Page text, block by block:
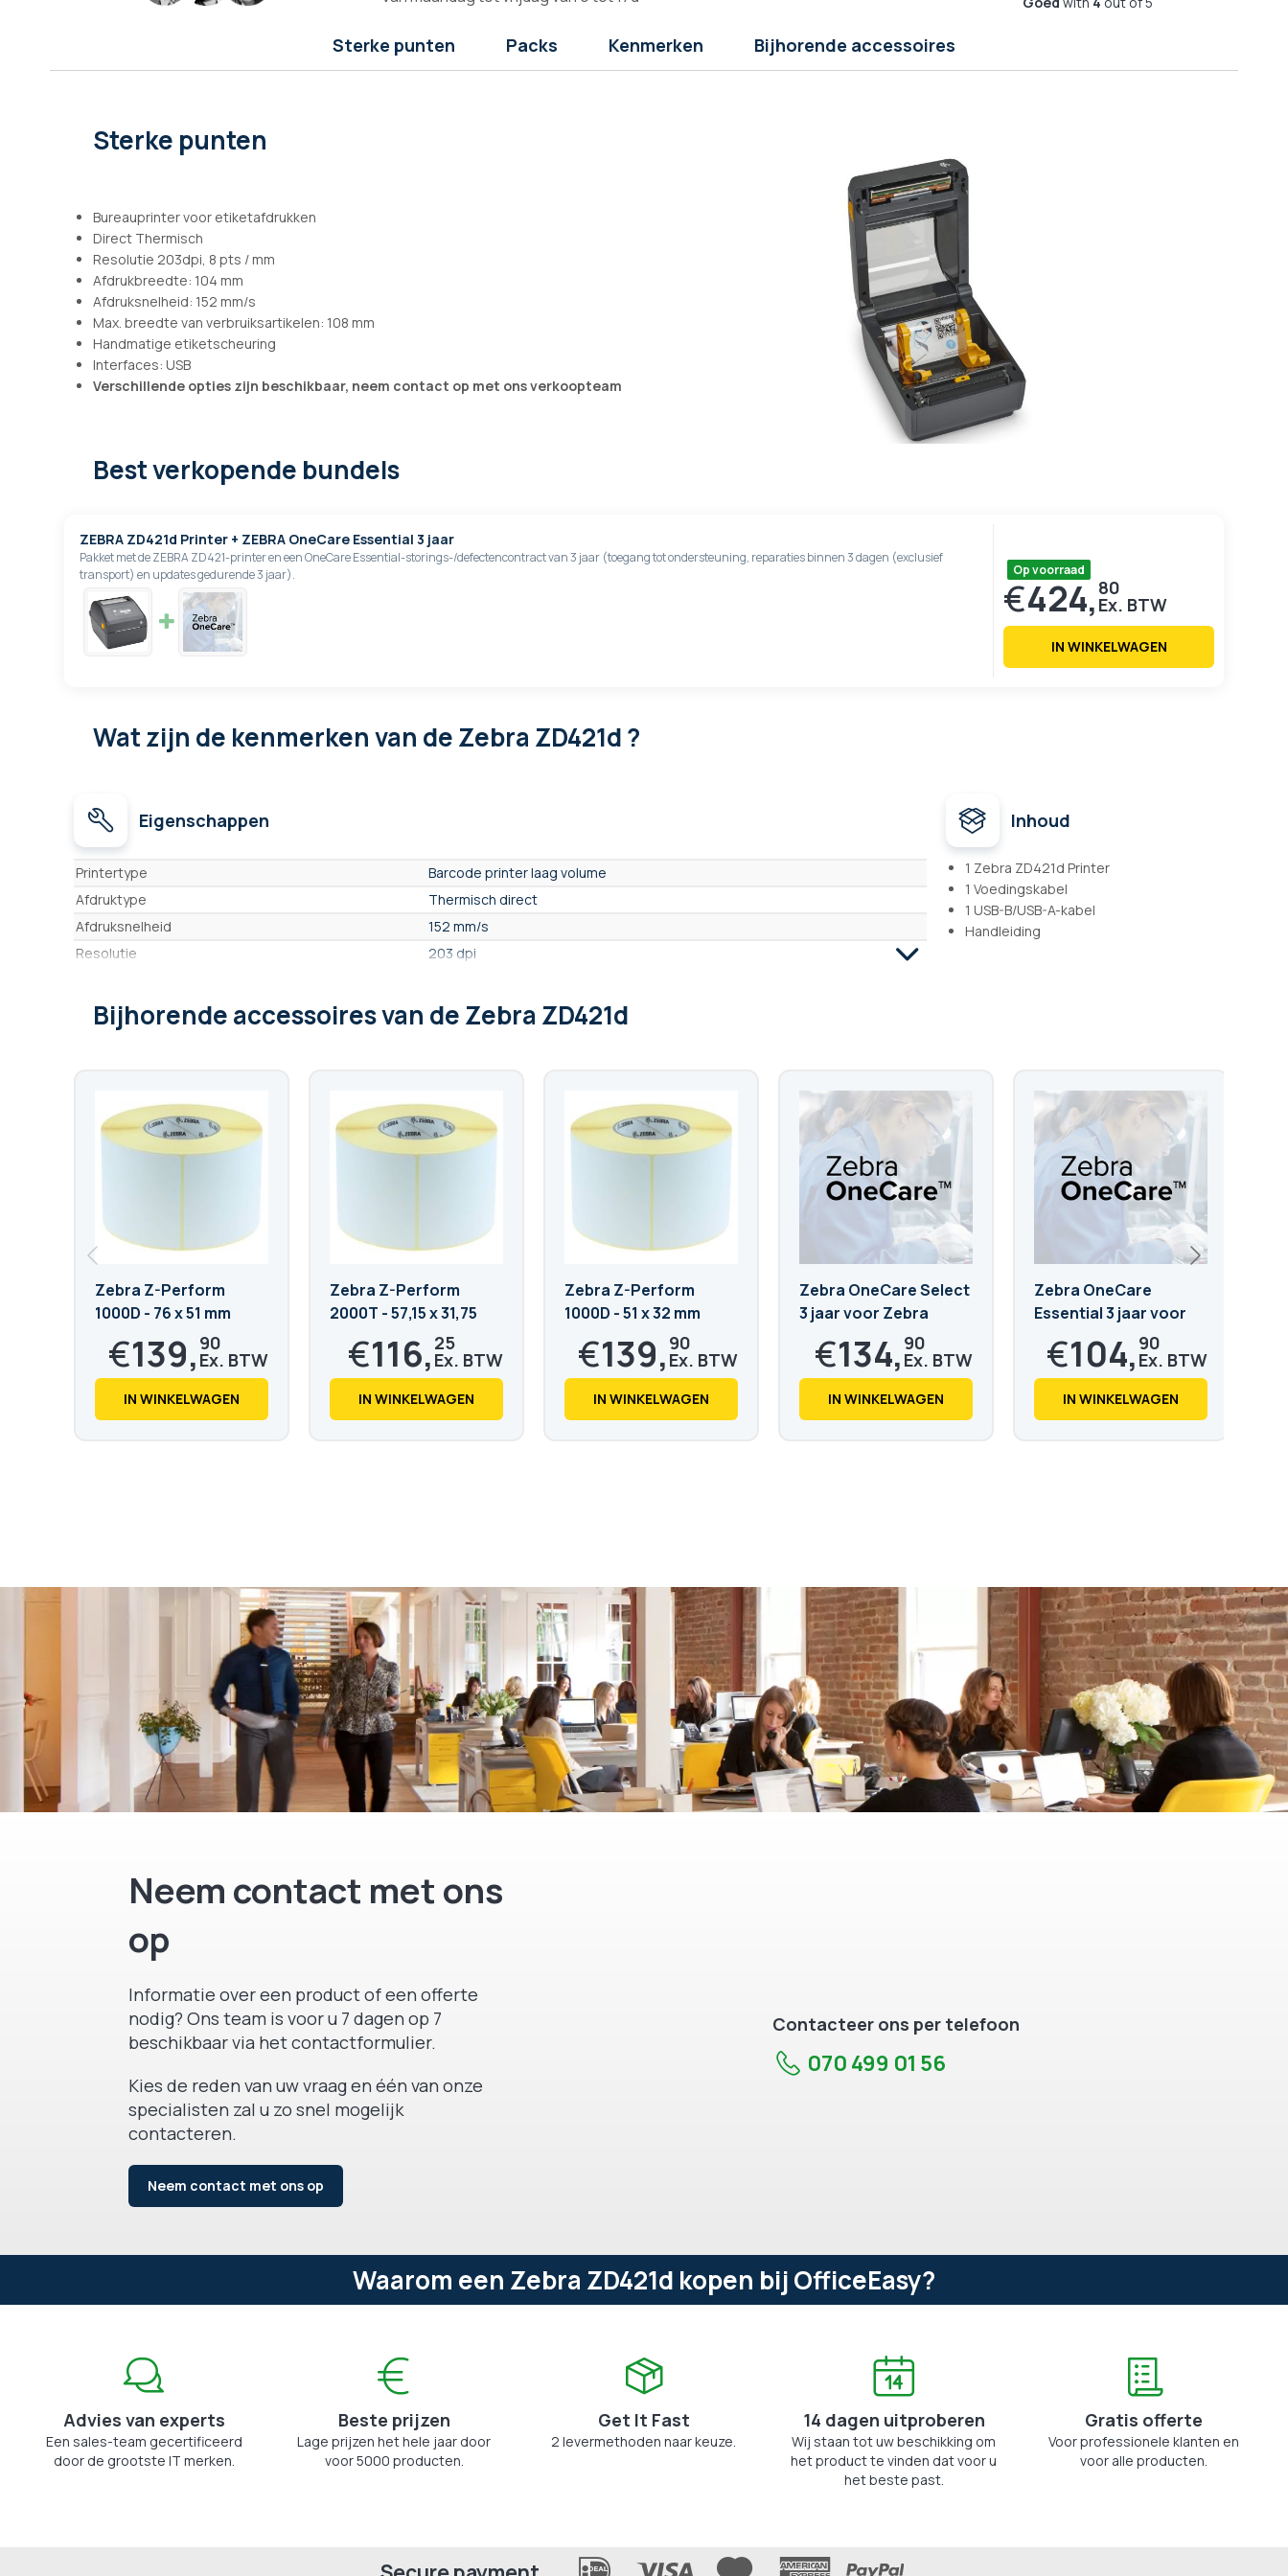
Sterke punten Packs Kenmerken Bijhorende accessoires
Sterke punten
Bureauprinter voor etiketafdrukken
Direct Thermisch
Resolutie 203dpi, 8 pts / mm
Afdrukbreedte: 104 mm
Afdruksnelheid: 152 mm/s
Max. breedte van verbruiksartikelen: 108 mm
Handmatige etiketscheuring
Interfaces: USB
Verschillende opties zijn beschikbaar, neem contact op met ons verkoopteam
Best verkopende bundels
ZEBRA ZD421d Printer + ZEBRA OneCare Essential 3 jaar
Pakket met de ZEBRA ZD421-printer en een OneCare Essential-storings-/defectencontract van 3 jaar (toegang tot ondersteuning, reparaties binnen 3 dagen (exclusief
transport) en updates gedurende 3 jaar).
Op voorraad
€424, 80
IN WINKELWAGEN
Wat zijn de kenmerkenvan de Zebra ZD421d ?
Eigenschappen
Eigenschappen
Printertype
Barcode printer laag volume
Afdruktype
Thermisch direct
Afdruksnelheid
152 mm/s
Resolutie
203 dpi
Interface
USB
Inhoud
1 Zebra ZD421d Printer
1 Voedingskabel
1 USB-B/USB-A-kabel
Handleiding
Bijhorende accessoiresvan de Zebra ZD421d
Zebra Z-Perform
1000D - 76 x 51 mm
€139, 90
169,
IN WINKELWAGEN
Zebra Z-Perform
2000T - 57,15 x 31,75
€116, 25
140,
IN WINKELWAGEN
Zebra Z-Perform
1000D - 51 x 32 mm
€139, 90
169,
IN WINKELWAGEN
Zebra OneCare Select
3 jaar voor Zebra
ZD421
€134, 90
163,
IN WINKELWAGEN
Zebra OneCare
Essential 3 jaar voor
ZD421
€104, 90
126,
IN WINKELWAGEN
Neem contact met ons
op
Informatie over een product of een offerte
nodig? Ons team is voor u 7 dagen op 7
beschikbaar via het contactformulier.
Kies de reden van uw vraag en één van onze
specialisten zal u zo snel mogelijk
contacteren.
Neem contact met ons op
Contacteer ons per telefoon
070 499 01 56
Waarom een Zebra ZD421d kopen bij OfficeEasy?
Advies van experts
Een sales-team gecertificeerd
door de grootste IT merken.
Beste prijzen
Lage prijzen het hele jaar door
voor 5000 producten.
Get It Fast
2 levermethoden naar keuze.
14 dagen uitproberen
Wij staan tot uw beschikking om
het product te vinden dat voor u
het beste past.
Gratis offerte
Voor professionele klanten en
voor alle producten.